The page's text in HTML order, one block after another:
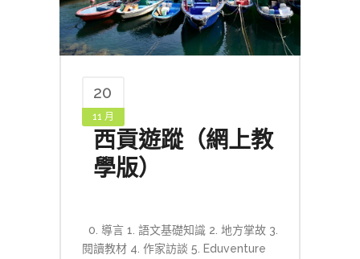
20
11 月
西貢遊蹤（網上教
學版）
0. 導言 1. 語文基礎知識 2. 地方掌故 3.
閱讀教材 4. 作家訪談 5. Eduventure